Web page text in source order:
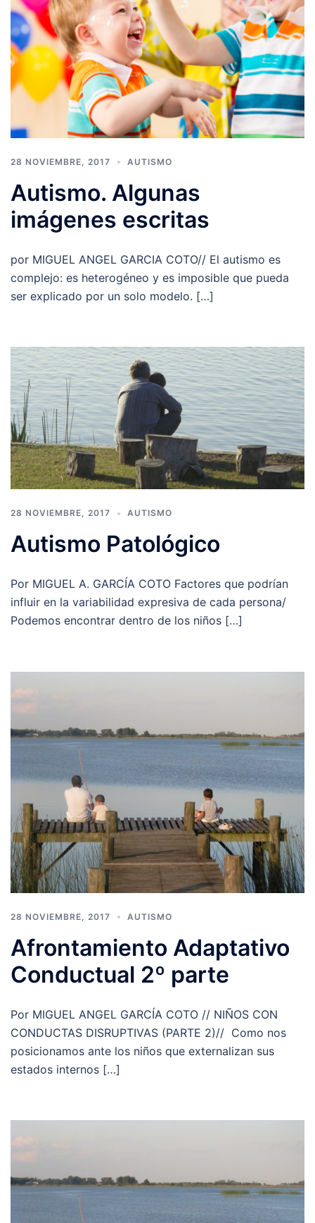
28 NOVIEMBRE, 2017 AUTISMO
Autismo. Algunas
imágenes escritas
por MIGUEL ANGEL GARCIA COTO// El autismo es
complejo: es heterogéneo y es imposible que pueda
ser explicado por un solo modelo. […]
28 NOVIEMBRE, 2017 AUTISMO
Autismo Patológico
Por MIGUEL A. GARCÍA COTO Factores que podrían
influir en la variabilidad expresiva de cada persona/
Podemos encontrar dentro de los niños […]
28 NOVIEMBRE, 2017 AUTISMO
Afrontamiento Adaptativo
Conductual 2º parte
Por MIGUEL ANGEL GARCÍA COTO // NIÑOS CON
CONDUCTAS DISRUPTIVAS (PARTE 2)// Como nos
posicionamos ante los niños que externalizan sus
estados internos […]